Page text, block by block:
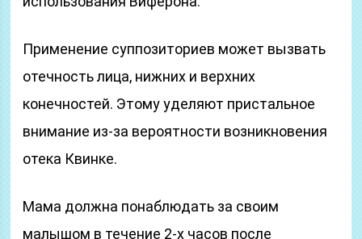
Применение суппозиториев может вызвать
отечность лица, нижних и верхних
конечностей. Этому уделяют пристальное
внимание из-за вероятности возникновения
отека Квинке.
Мама должна понаблюдать за своим
малышом в течение 2-х часов после